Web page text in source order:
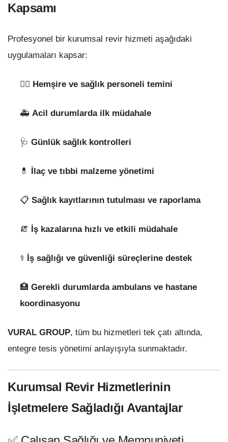
Kapsamı
Profesyonel bir kurumsal revir hizmeti aşağıdaki
uygulamaları kapsar:
👩‍⚕️ Hemşire ve sağlık personeli temini
🚑 Acil durumlarda ilk müdahale
🩺 Günlük sağlık kontrolleri
💊 İlaç ve tıbbi malzeme yönetimi
📋 Sağlık kayıtlarının tutulması ve raporlama
🧯 İş kazalarına hızlı ve etkili müdahale
⚕️ İş sağlığı ve güvenliği süreçlerine destek
🏥 Gerekli durumlarda ambulans ve hastane
koordinasyonu
VURAL GROUP, tüm bu hizmetleri tek çatı altında,
entegre tesis yönetimi anlayışıyla sunmaktadır.
Kurumsal Revir Hizmetlerinin
İşletmelere Sağladığı Avantajlar